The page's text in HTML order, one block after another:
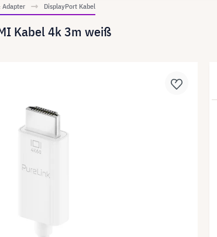
Adapter DisplayPort Kabel
Kabel 4k 3m weiß